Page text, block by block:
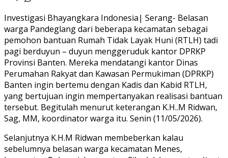
Investigasi Bhayangkara Indonesia| Serang- Belasan
warga Pandeglang dari beberapa kecamatan sebagai
pemohon bantuan Rumah Tidak Layak Huni (RTLH) tadi
pagi berduyun – duyun menggeruduk kantor DPRKP
Provinsi Banten. Mereka mendatangi kantor Dinas
Perumahan Rakyat dan Kawasan Permukiman (DPRKP)
Banten ingin bertemu dengan Kadis dan Kabid RTLH,
yang bertujuan ingin mempertanyakan realisasi bantuan
tersebut. Begitulah menurut keterangan K.H..M Ridwan,
Sag, MM, koordinator warga itu. Senin (11/05/2026).
Selanjutnya K.H.M Ridwan membeberkan kalau
sebelumnya belasan warga kecamatan Menes,